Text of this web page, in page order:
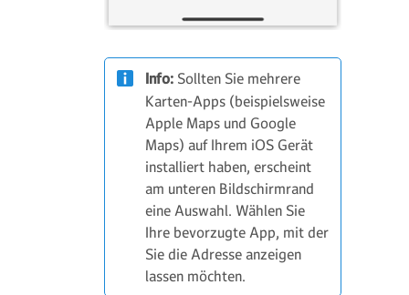
Info: Sollten Sie mehrere
Karten-Apps (beispielsweise
Apple Maps und Google
Maps) auf Ihrem iOS Gerät
installiert haben, erscheint
am unteren Bildschirmrand
eine Auswahl. Wählen Sie
Ihre bevorzugte App, mit der
Sie die Adresse anzeigen
lassen möchten.